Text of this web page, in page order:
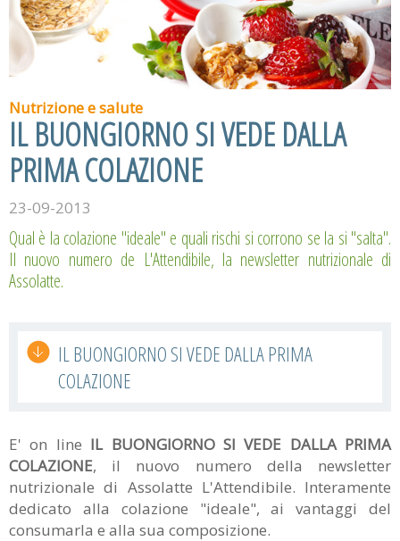
Nutrizione e salute
IL BUONGIORNO SI VEDE DALLA
PRIMA COLAZIONE
23-09-2013
Qual è la colazione "ideale" e quali rischi si corrono se la si "salta".
Il nuovo numero de L'Attendibile, la newsletter nutrizionale di
Assolatte.
IL BUONGIORNO SI VEDE DALLA PRIMA
COLAZIONE
E' on line IL BUONGIORNO SI VEDE DALLA PRIMA
COLAZIONE, il nuovo numero della newsletter
nutrizionale di Assolatte L'Attendibile. Interamente
dedicato alla colazione "ideale", ai vantaggi del
consumarla e alla sua composizione.